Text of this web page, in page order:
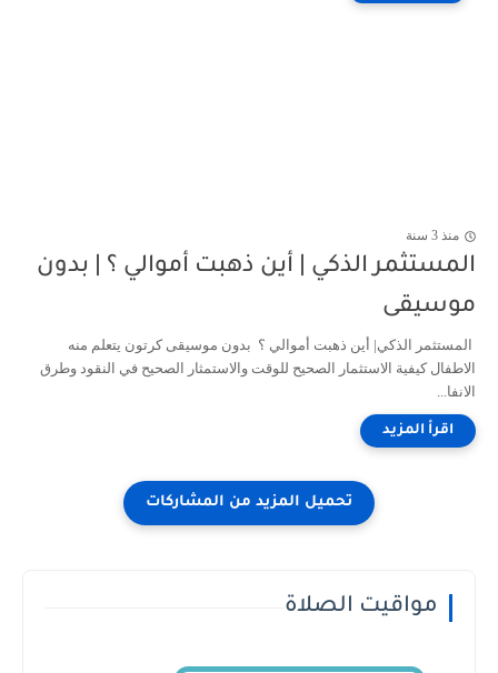
منذ 3 سنة
المستثمر الذكي | أين ذهبت أموالي ؟ | بدون
موسيقى
المستثمر الذكي| أين ذهبت أموالي ؟ بدون موسيقى كرتون يتعلم منه
الاطفال كيفية الاستثمار الصحيح للوقت والاستمثار الصحيح في النقود وطرق
الانفا...
مواقيت الصلاة